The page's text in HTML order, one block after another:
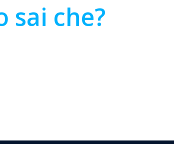
sai che?